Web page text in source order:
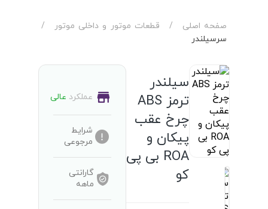
صفحه اصلی / قطعات موتور و داخلی موتور
/
سرسیلندر
سیلندر
ترمز ABS
چرخ عقب
پیکان و
ROA بی پی
کو
عملکرد عالی
شرایط
مرجوعی
گارانتی
ماهه